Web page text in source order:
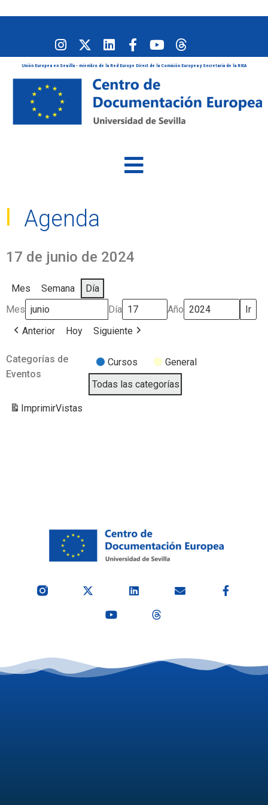
Unión Europea en Sevilla - miembro de la Red Europe Direct de la Comisión Europea y Secretaría de la RIEA
Agenda
17 de junio de 2024
Mes Semana
Día
Mes
Día
Año
Anterior
Hoy Siguiente
Categorías de
Eventos
Cursos
General
Todas las categorías
ImprimirVistas